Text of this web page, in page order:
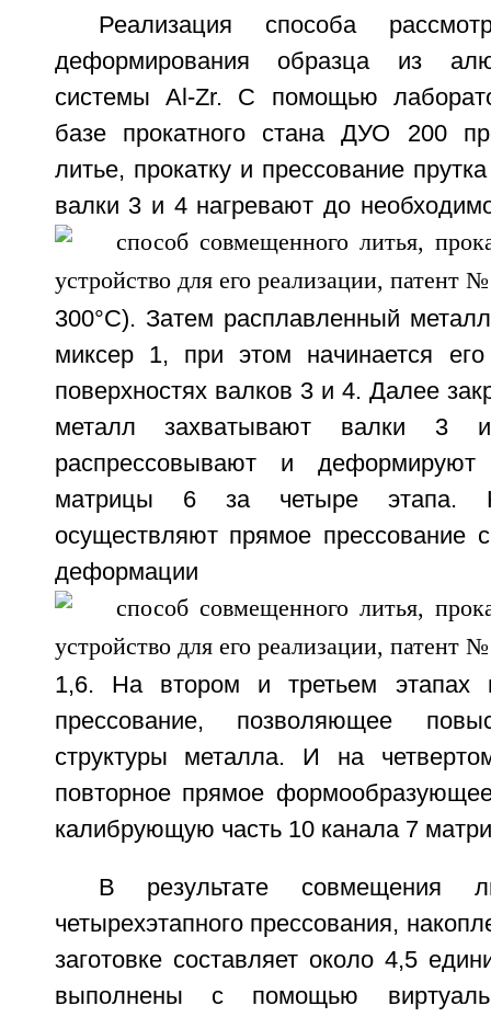
Реализация способа
деформирования образца из
системы Al-Zr. С помощью
базе прокатного стана ДУО 200
литье, прокатку и прессование
валки 3 и 4 нагревают до
300°C). Затем расплавленный
миксер 1, при этом начинается его
поверхностях валков 3 и 4. Далее
металл захватывают валки 3
распрессовывают и
матрицы 6 за четыре этапа.
осуществляют прямое прессование
1,6. На втором и третьем этапах
прессование, позволяющее
структуры металла. И на
повторное прямое
калибрующую часть 10 канала 7
В результате совмещения
четырехэтапного прессования,
заготовке составляет около 4,5
выполнены с помощью